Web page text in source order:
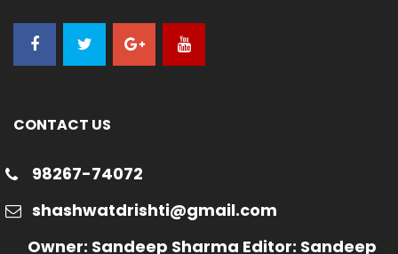
CONTACT US
98267-74072
shashwatdrishti@gmail.com
Owner: Sandeep Sharma Editor: Sandeep